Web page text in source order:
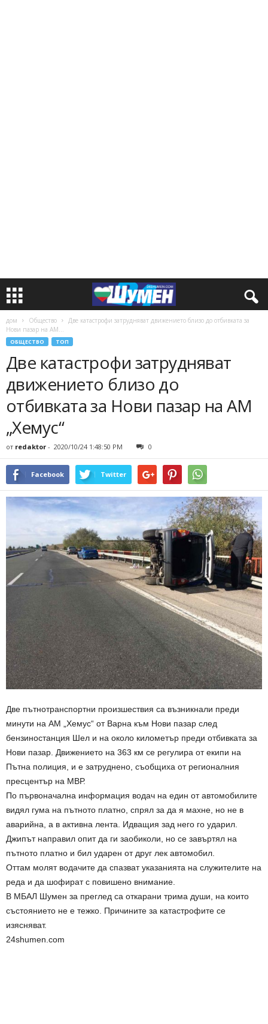
дом Общество
Две катастрофи затрудняват движението близо до отбивката за
Нови пазар на АМ...
ОБЩЕСТВО ТОП
Две катастрофи затрудняват
движението близо до
отбивката за Нови пазар на АМ
„Хемус“
от redaktor - 2020/10/24 1:48:50 PM 0
Facebook Twitter
Две пътнотранспортни произшествия са възникнали преди
минути на АМ „Хемус“ от Варна към Нови пазар след
бензиностанция Шел и на около километър преди отбивката за
Нови пазар. Движението на 363 км се регулира от екипи на
Пътна полиция, и е затруднено, съобщиха от регионалния
пресцентър на МВР.
По първоначална информация водач на един от автомобилите
видял гума на пътното платно, спрял за да я махне, но не в
аварийна, а в активна лента. Идващия зад него го ударил.
Джипът направил опит да ги заобиколи, но се завъртял на
пътното платно и бил ударен от друг лек автомобил.
Оттам молят водачите да спазват указанията на служителите на
реда и да шофират с повишено внимание.
В МБАЛ Шумен за преглед са откарани трима души, на които
състоянието не е тежко. Причините за катастрофите се
изясняват.
24shumen.com